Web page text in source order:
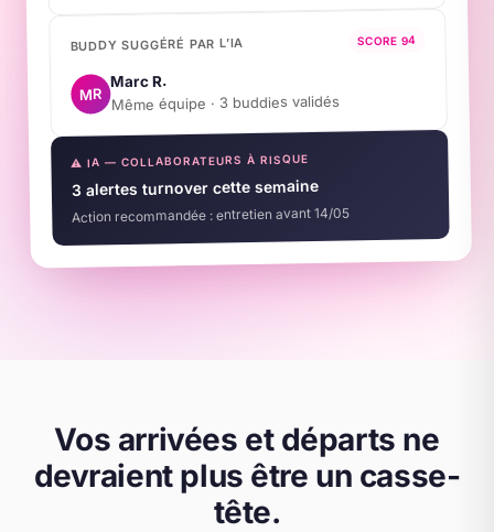
BUDDY SUGGÉRÉ PAR L’IA SCORE 94
MR
Marc R.
Même équipe · 3 buddies validés
⚠ IA — COLLABORATEURS À RISQUE
3 alertes turnover cette semaine
Action recommandée : entretien avant 14/05
Vos arrivées et départs ne
devraient plus être un casse-
tête.